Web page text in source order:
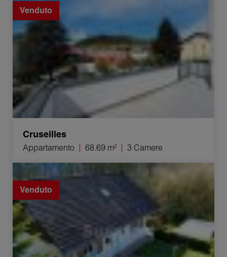
Venduto
Cruseilles
Appartamento 68.69 m² 3 Camere
Vendita Casa La Balme-de-Sillingy 5 Camere 110 m²
Venduto